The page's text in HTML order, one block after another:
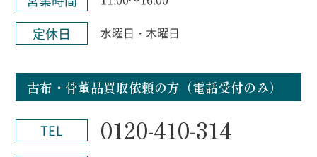
定休日 水曜日・木曜日
古布・骨董品買取依頼の方（電話受付のみ）
TEL 0120-410-314